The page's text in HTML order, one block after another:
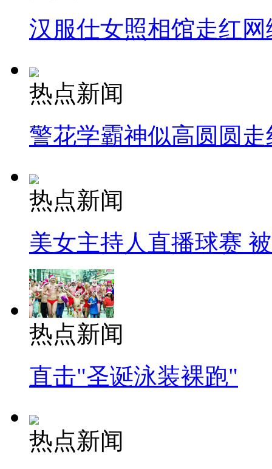
汉服仕女照相馆走红网
热点新闻
警花学霸神似高圆圆走
热点新闻
美女主持人直播球赛
热点新闻
直击"圣诞泳装裸跑"
热点新闻